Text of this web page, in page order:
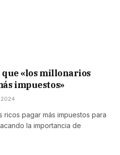
que «los millonarios
impuestos»
ricos pagar más impuestos para
la importancia de